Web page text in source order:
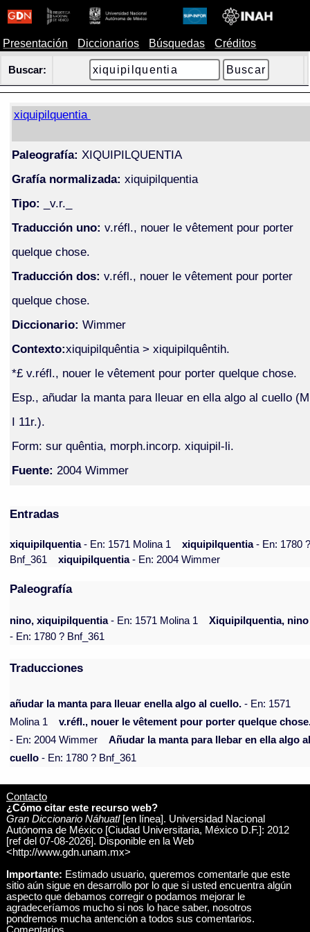
Presentación Diccionarios Búsquedas Créditos
Buscar:
xiquipilquentia
Paleografía: XIQUIPILQUENTIA
Grafía normalizada: xiquipilquentia
Tipo: _v.r._
Traducción uno: v.réfl., nouer le vêtement pour porter
quelque chose.
Traducción dos: v.réfl., nouer le vêtement pour porter
quelque chose.
Diccionario: Wimmer
Contexto:xiquipilquêntia > xiquipilquêntih.
*£ v.réfl., nouer le vêtement pour porter quelque chose.
Esp., añudar la manta para lleuar en ella algo al cuello (M
I 11r.).
Form: sur quêntia, morph.incorp. xiquipil-li.
Fuente: 2004 Wimmer
Entradas
xiquipilquentia- En: 1571 Molina 1 xiquipilquentia- En: 1780
Bnf_361
xiquipilquentia- En: 2004 Wimmer
Paleografía
nino, xiquipilquentia- En: 1571 Molina 1
Xiquipilquentia, nino
- En: 1780 ? Bnf_361
Traducciones
añudar la manta para lleuar enella algo al cuello. - En: 1571
Molina 1
v.réfl., nouer le vêtement pour porter quelque
- En: 2004 Wimmer
Añudar la manta para llebar en ella algo
cuello - En: 1780 ? Bnf_361
Contacto
¿Cómo citar este recurso web?
Gran Diccionario Náhuatl[en línea]. Universidad Nacional
Autónoma de México [Ciudad Universitaria, México D.F.]: 2012
[ref del 07-08-2026]. Disponible en la Web
<http://www.gdn.unam.mx>
Importante: Estimado usuario, queremos comentarle que este
sitio aún sigue en desarrollo por lo que si usted encuentra algún
aspecto que debamos corregir o podamos mejorar le
agradeceríamos mucho si nos lo hace saber, nosotros
pondremos mucha antención a todos sus comentarios.
Comentarios